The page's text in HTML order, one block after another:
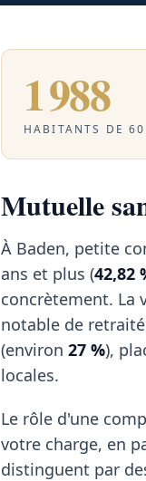
1 988
HABITANTS DE
Mutuelle
À Baden, petite
ans et plus (42,82
concrètement. La
notable de
(environ 27 %),
locales.
Le rôle d'une
votre charge, en
distinguent par